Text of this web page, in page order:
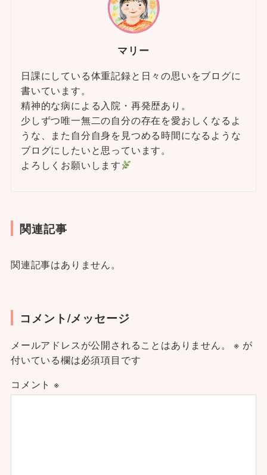
マリー
日課にしている体重記録と日々の思いをブログに
書いています。
精神的な病による入院・再発歴あり。
少しずつ唯一無二の自分の存在を愛おしくなるよ
うな、また自分自身を見つめる時間になるような
ブログにしたいと思っています。
よろしくお願いします
関連記事
関連記事はありません。
コメント/メッセージ
メールアドレスが公開されることはありません。 ※ が
付いている欄は必須項目です
コメント ※